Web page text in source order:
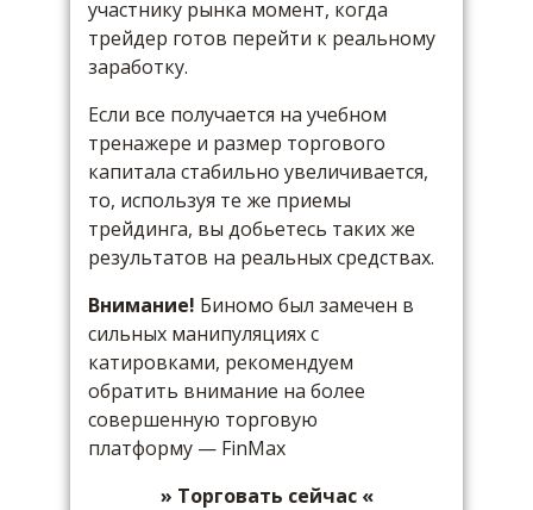
участнику рынка момент, когда
трейдер готов перейти к реальному
заработку.
Если все получается на учебном
тренажере и размер торгового
капитала стабильно увеличивается,
то, используя те же приемы
трейдинга, вы добьетесь таких же
результатов на реальных средствах.
Внимание! Биномо был замечен в
сильных манипуляциях с
катировками, рекомендуем
обратить внимание на более
совершенную торговую
платформу — FinMax
» Торговать сейчас «